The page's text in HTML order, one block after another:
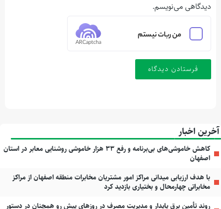
دیدگاهی می‌نویسم.
من ربات نیستم
ARCaptcha
آخرین اخبار
کاهش خاموشی‌های بی‌برنامه و رفع ۳۳ هزار خاموشی روشنایی معابر در استان
اصفهان
با هدف ارزیابی میدانی مراکز امور مشتریان مخابرات منطقه اصفهان از مراکز
مخابراتی چهارمحال و بختیاری بازدید کرد
روند تأمین برق پایدار و مدیریت مصرف در روزهای پیش رو همچنان در دستور